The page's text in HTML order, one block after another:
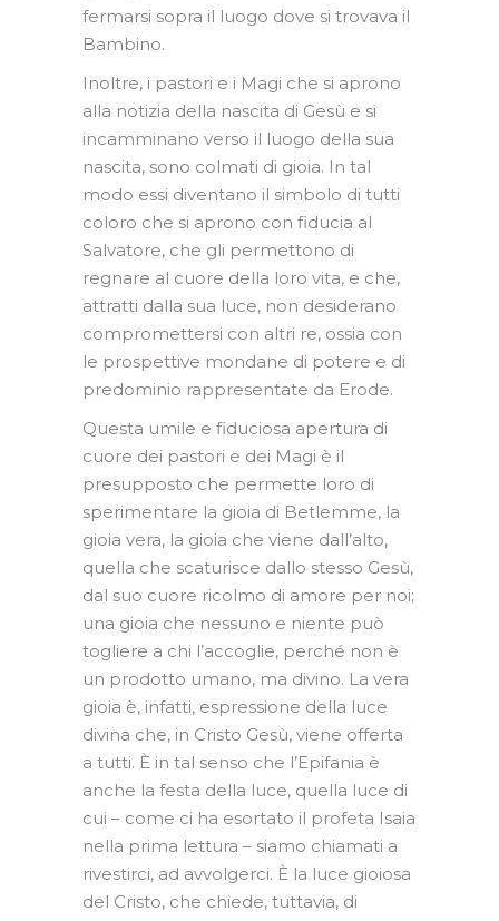
fermarsi sopra il luogo dove si trovava il
Bambino.
Inoltre, i pastori e i Magi che si aprono
alla notizia della nascita di Gesù e si
incamminano verso il luogo della sua
nascita, sono colmati di gioia. In tal
modo essi diventano il simbolo di tutti
coloro che si aprono con fiducia al
Salvatore, che gli permettono di
regnare al cuore della loro vita, e che,
attratti dalla sua luce, non desiderano
compromettersi con altri re, ossia con
le prospettive mondane di potere e di
predominio rappresentate da Erode.
Questa umile e fiduciosa apertura di
cuore dei pastori e dei Magi è il
presupposto che permette loro di
sperimentare la gioia di Betlemme, la
gioia vera, la gioia che viene dall’alto,
quella che scaturisce dallo stesso Gesù,
dal suo cuore ricolmo di amore per noi;
una gioia che nessuno e niente può
togliere a chi l’accoglie, perché non è
un prodotto umano, ma divino. La vera
gioia è, infatti, espressione della luce
divina che, in Cristo Gesù, viene offerta
a tutti. È in tal senso che l’Epifania è
anche la festa della luce, quella luce di
cui – come ci ha esortato il profeta Isaia
nella prima lettura – siamo chiamati a
rivestirci, ad avvolgerci. È la luce gioiosa
del Cristo, che chiede, tuttavia, di